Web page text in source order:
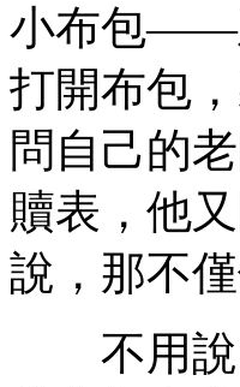
小布包——
打開布包
問自己的
贖表，他
說，那不
不用說